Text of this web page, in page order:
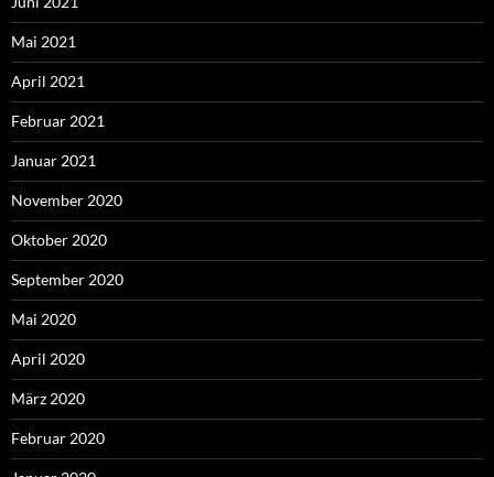
Mai 2021
April 2021
Februar 2021
Januar 2021
November 2020
Oktober 2020
September 2020
Mai 2020
April 2020
März 2020
Februar 2020